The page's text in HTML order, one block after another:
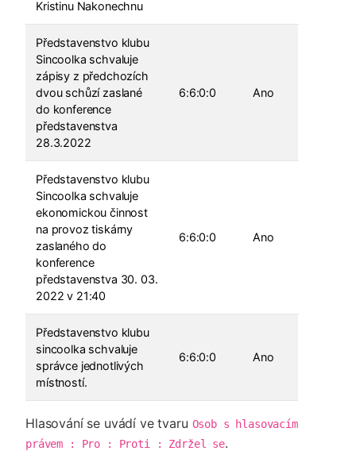
Kristinu Nakonechnu
Představenstvo klubu
Sincoolka schvaluje
zápisy z předchozích
dvou schůzí zaslané
do konference
představenstva
28.3.2022
6:6:0:0 Ano
Představenstvo klubu
Sincoolka schvaluje
ekonomickou činnost
na provoz tiskárny
zaslaného do
konference
představenstva 30. 03.
2022 v 21:40
6:6:0:0 Ano
Představenstvo klubu
sincoolka schvaluje
správce jednotlivých
místností.
6:6:0:0 Ano
Hlasování se uvádí ve tvaru Osob s hlasovacím
právem : Pro : Proti : Zdržel se.